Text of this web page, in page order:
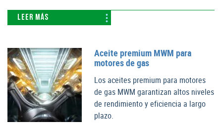
LEER MÁS
Aceite premium MWM para
motores de gas
Los aceites premium para motores
de gas MWM garantizan altos niveles
de rendimiento y eficiencia a largo
plazo.